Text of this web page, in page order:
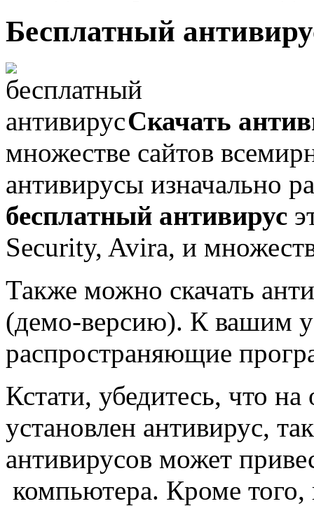
Бесплатный
Скачать
множестве сайтов
антивирусы изначально
бесплатный антивирус
Security, Avira, и
Также можно скачать
(демо-версию). К вашим
распространяющие
Кстати, убедитесь, что
установлен антивирус,
антивирусов может
компьютера. Кроме того,